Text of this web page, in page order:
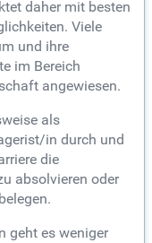
daher mit besten
Viele
und ihre
im Bereich
angewiesen.
als
in durch und
die
absolvieren oder
geht es weniger